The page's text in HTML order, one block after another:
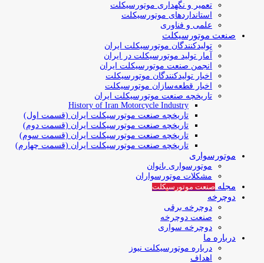
تعمیر و نگهداری موتورسیکلت
استانداردهای موتورسیکلت
علمی و فناوری
صنعت موتورسیکلت
تولیدکنندگان موتورسیکلت ایران
آمار تولید موتورسیکلت در ایران
انجمن صنعت موتورسیکلت ایران
اخبار تولیدکنندگان موتورسیکلت
اخبار قطعه‌سازان موتورسیکلت
تاریخچه صنعت موتورسیکلت ایران
History of Iran Motorcycle Industry
تاریخچه صنعت موتورسیکلت ایران (قسمت اول)
تاریخچه صنعت موتورسیکلت ایران (قسمت دوم)
تاریخچه صنعت موتورسیکلت ایران (قسمت سوم)
تاریخچه صنعت موتورسیکلت ایران (قسمت چهارم)
موتورسواری
موتورسواری بانوان
مشکلات موتورسواران
مجله صنعت موتورسیکلت
دوچرخه
دوچرخه برقی
صنعت دوچرخه
دوچرخه سواری
درباره ما
درباره موتورسیکلت نیوز
اهداف